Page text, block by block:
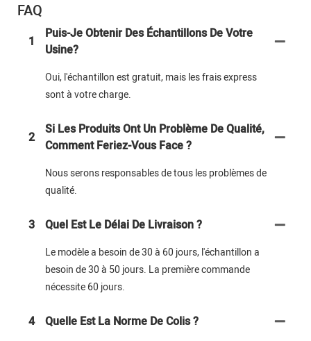
FAQ
1
Puis-Je Obtenir Des Échantillons De Votre
Usine?
Oui, l'échantillon est gratuit, mais les frais express
sont à votre charge.
2
Si Les Produits Ont Un Problème De Qualité,
Comment Feriez-Vous Face ?
Nous serons responsables de tous les problèmes de
qualité.
3 Quel Est Le Délai De Livraison ?
Le modèle a besoin de 30 à 60 jours, l'échantillon a
besoin de 30 à 50 jours. La première commande
nécessite 60 jours.
4 Quelle Est La Norme De Colis ?